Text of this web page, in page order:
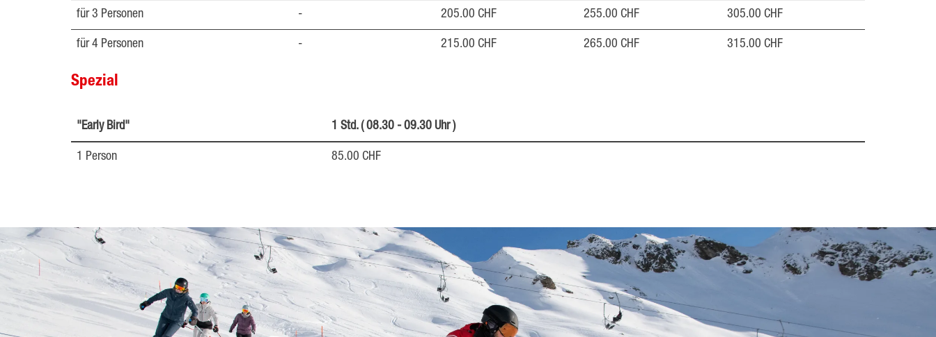
für 3 Personen - 205.00 CHF 255.00 CHF 305.00 CHF
für 4 Personen - 215.00 CHF 265.00 CHF 315.00 CHF
Spezial
"Early Bird" 1 Std. ( 08.30 - 09.30 Uhr )
1 Person 85.00 CHF